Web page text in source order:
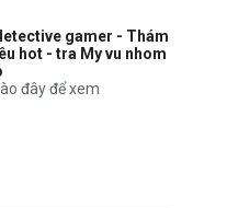
gamer - Thám
hot - tra My vu nhom
đây để xem